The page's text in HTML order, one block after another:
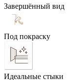
Завершённый вид
Под покраску
Идеальные стыки